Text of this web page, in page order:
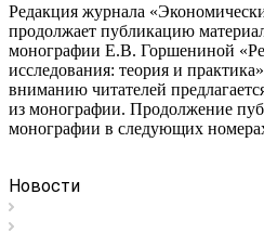
Редакция журнала
продолжает публикацию
монографии Е.В. Горшениной
исследования: теория и
вниманию читателей
из монографии. Продолжение
монографии в следующих
Новости